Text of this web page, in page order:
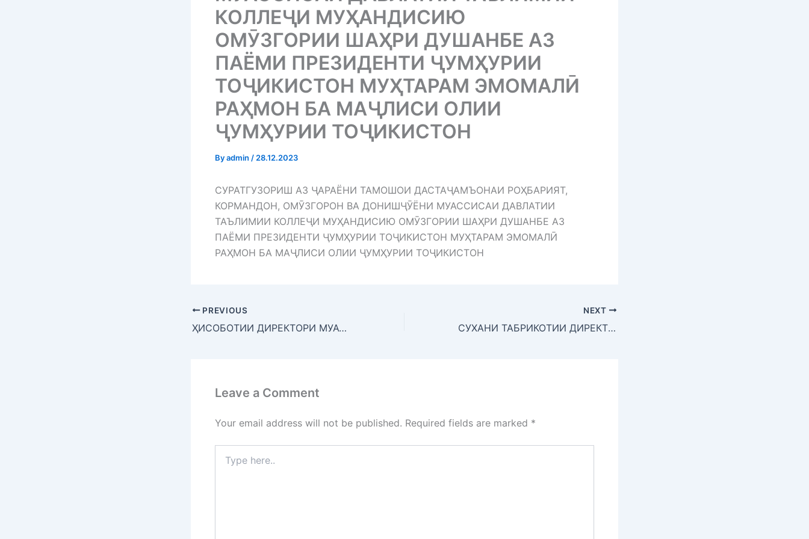
КОЛЛЕҶИ МУҲАНДИСИЮ
ОМӮЗГОРИИ ШАҲРИ ДУШАНБЕ АЗ
ПАЁМИ ПРЕЗИДЕНТИ ҶУМҲУРИИ
ТОҶИКИСТОН МУҲТАРАМ ЭМОМАЛӢ
РАҲМОН БА МАҶЛИСИ ОЛИИ
ҶУМҲУРИИ ТОҶИКИСТОН
Byadmin / 28.12.2023
СУРАТГУЗОРИШ АЗ ҶАРАЁНИ ТАМОШОИ ДАСТАҶАМЪОНАИ РОҲБАРИЯТ,
КОРМАНДОН, ОМӮЗГОРОН ВА ДОНИШҶӮЁНИ МУАССИСАИ ДАВЛАТИИ
ТАЪЛИМИИ КОЛЛЕҶИ МУҲАНДИСИЮ ОМӮЗГОРИИ ШАҲРИ ДУШАНБЕ АЗ
ПАЁМИ ПРЕЗИДЕНТИ ҶУМҲУРИИ ТОҶИКИСТОН МУҲТАРАМ ЭМОМАЛӢ
РАҲМОН БА МАҶЛИСИ ОЛИИ ҶУМҲУРИИ ТОҶИКИСТОН
PREVIOUS
ҲИСОБОТИИ ДИРЕКТОРИ МУАССИСАИ ДАВЛАТИИ ТАЪЛИМИИ КОЛЛЕҶИ МУҲАНИСИЮ ОМӮЗГОРИИ ШАҲРИ ДУШАНБЕ НОМЗАДИ ИЛМҲОИ ТЕХНИКӢ РАБИЗОДА НАҶИБУЛЛО ДАР БОРАИ НАТИҶАИ ФАЪОЛИЯТИ КОЛЛЕҶ ДАР СОЛИ 2023 ВА ВАЗИФАҲО БАРОИ СОЛИ 2024
NEXT
СУХАНИ ТАБРИКОТИИ ДИРЕКТОРИ КОЛЛЕҶИ МУҲАНДИСИЮ ОМӮЗГОРИИ ШАҲРИ ДУШАНБЕ НОМЗАДИ ИЛМҲОИ ТЕХНИКӢ РАБИЗОДА НАҶИБУЛЛО БАХШИДА БА СОЛИ НАВИ МЕЛОДӢ
Leave a Comment
Your email address will not be published. Required fields are marked *
here..